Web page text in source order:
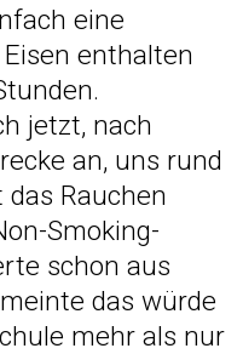
eine
enthalten
jetzt, nach
an, uns rund
Rauchen
Smoking-
schon aus
das würde
mehr als nur